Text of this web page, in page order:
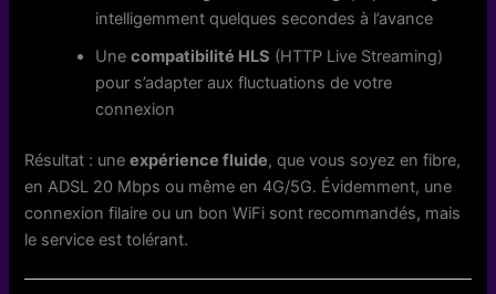
intelligemment quelques secondes à l’avance
Unecompatibilité HLS (HTTP Live Streaming)
pour s’adapter aux fluctuations de votre
connexion
Résultat : uneexpérience fluide, que vous soyez en fibre,
en ADSL 20 Mbps ou même en 4G/5G. Évidemment, une
connexion filaire ou un bon WiFi sont recommandés, mais
le service est tolérant.